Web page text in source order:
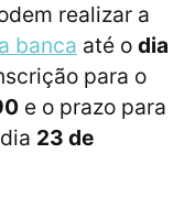
realizar a
banca até o dia
para o
e o prazo para
23 de